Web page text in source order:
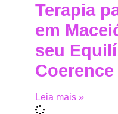
Terapia
em
seu
Coerence
Leia mais »